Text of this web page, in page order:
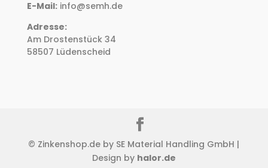
E-Mail:info@semh.de
Adresse:
Am Drostenstück 34
58507 Lüdenscheid
© Zinkenshop.de by SE Material Handling GmbH |
Design by halor.de